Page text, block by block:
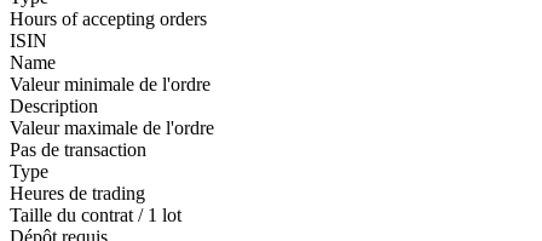
Hours of accepting orders
ISIN
Name
Valeur minimale de l'ordre
Description
Valeur maximale de l'ordre
Pas de transaction
Type
Heures de trading
Taille du contrat / 1 lot